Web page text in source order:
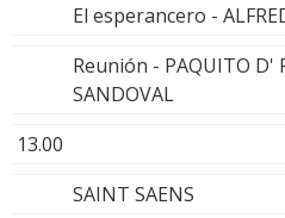
El esperancero -
Reunión - PAQUITO D'
SANDOVAL
13.00
SAINT SAENS